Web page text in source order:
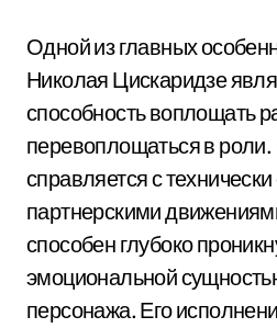
Одной из главных
Николая Цискаридзе
способность воплощать
перевоплощаться в роли.
справляется с
партнерскими
способен глубоко
эмоциональной
персонажа. Его